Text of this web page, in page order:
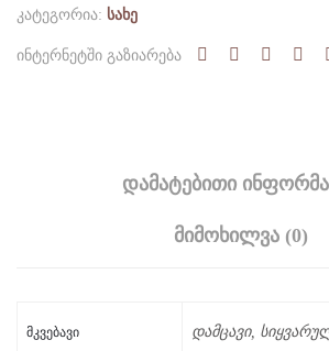
ᲙᲐᲢᲔᲒᲝᲠᲘᲐ: ᲡᲐᲮᲔ
ᲘᲜᲢᲔᲠᲜᲔᲢᲨᲘ ᲒᲐᲖᲘᲐᲠᲔᲑᲐ
ᲓᲐᲛᲐᲢᲔᲑᲘᲗᲘ
ᲛᲘᲛᲝᲮᲘᲚᲕᲐ (0)
ᲛᲙᲕᲔᲑᲐᲕᲘ დამცავი,